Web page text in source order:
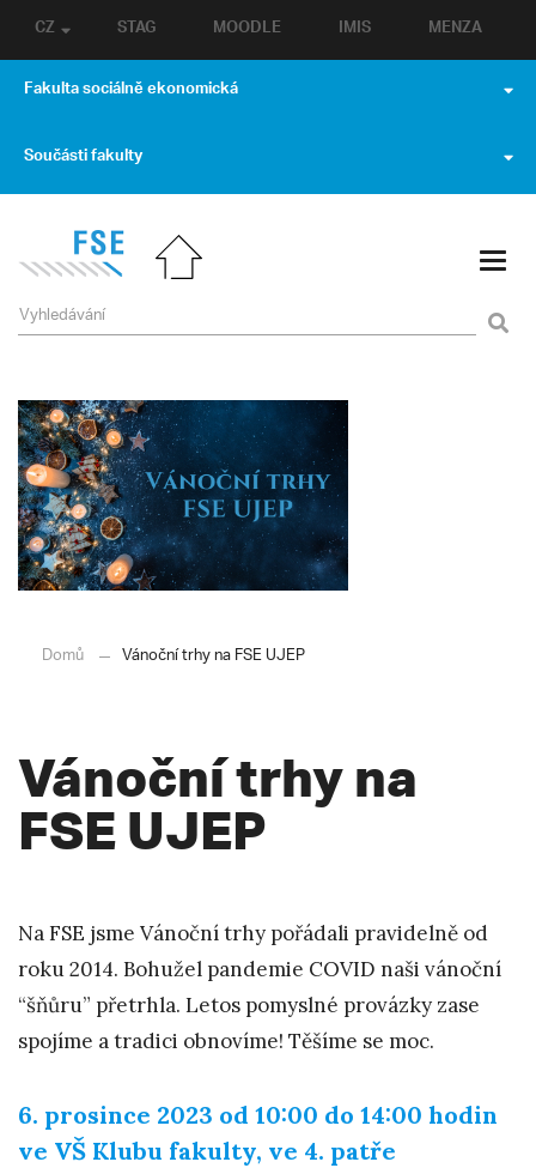
STAG MOODLE IMIS MENZA
CZ
Fakulta sociálně ekonomická
Součásti fakulty
Domů Vánoční trhy na FSE UJEP
Vánoční trhy na
FSE UJEP
Na FSE jsme Vánoční trhy pořádali pravidelně od
roku 2014. Bohužel pandemie COVID naši vánoční
“šňůru” přetrhla. Letos pomyslné provázky zase
spojíme a tradici obnovíme! Těšíme se moc.
6. prosince 2023 od 10:00 do 14:00 hodin
ve VŠ Klubu fakulty, ve 4. patře